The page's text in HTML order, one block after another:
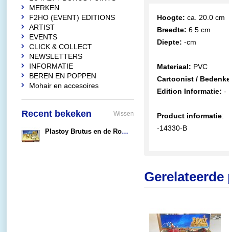
Hoogte: ca. 20.0 cm
Breedte: 6.5 cm
Diepte: -cm
Materiaal: PVC
Cartoonist /
Edition Informatie: -
Product informatie:
-14330-B
MERKEN
F2HO (EVENT) EDITIONS
ARTIST
EVENTS
CLICK & COLLECT
NEWSLETTERS
INFORMATIE
BEREN EN POPPEN
Mohair en accesoires
Recent bekeken Wissen
Plastoy Brutus en de Romeinse wagen